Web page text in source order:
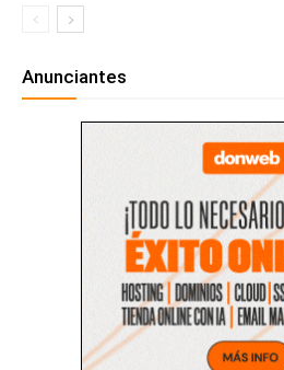
Anunciantes